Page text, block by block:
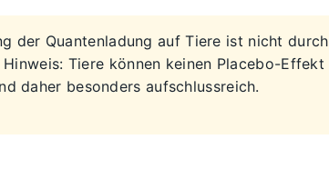
der Quantenladung auf Tiere ist nicht durch
Tiere können keinen Placebo-Effekt
daher besonders aufschlussreich.